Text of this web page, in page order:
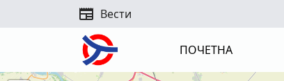
newspaper Вести
ПОЧЕТНА